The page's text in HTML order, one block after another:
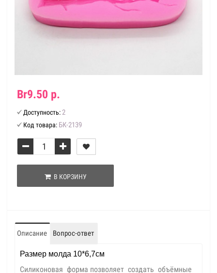
Br9.50 р.
Доступность: 2
Код товара: БК-2139
В КОРЗИНУ
Описание Вопрос-ответ
Размер молда 10*6,7см
Силиконовая форма позволяет создать объёмные